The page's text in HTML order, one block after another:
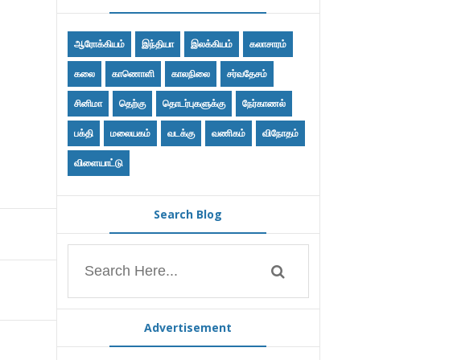
ஆரோக்கியம் இந்தியா இலக்கியம் கலாசாரம்
கலை காணொளி காலநிலை சர்வதேசம்
சினிமா தெற்கு தொடர்புகளுக்கு நேர்காணல்
பக்தி மலையகம் வடக்கு வணிகம் விநோதம்
விளையாட்டு
Search Blog
Advertisement